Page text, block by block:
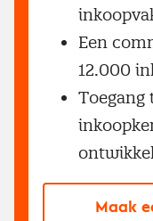
Een
12.000
Toegang
Maak